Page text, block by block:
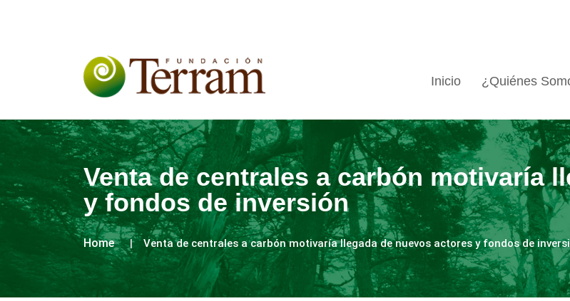
Inicio ¿Quiénes
Venta de centrales a carbón motivaría
y fondos de inversión
Home Venta de centrales a carbón motivaría llegada de nuevos actores y fondos de